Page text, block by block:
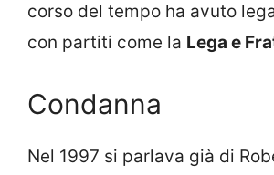
corso del tempo ha avuto
con partiti come la Lega e
Condanna
Nel 1997 si parlava già di